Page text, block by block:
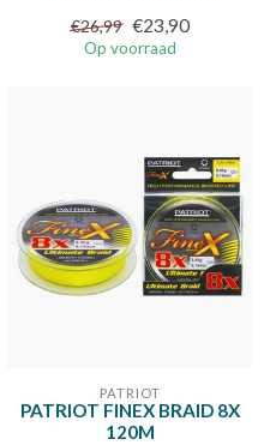
€26,99 €23,90
Op voorraad
PATRIOT
PATRIOT FINEX BRAID 8X
120M